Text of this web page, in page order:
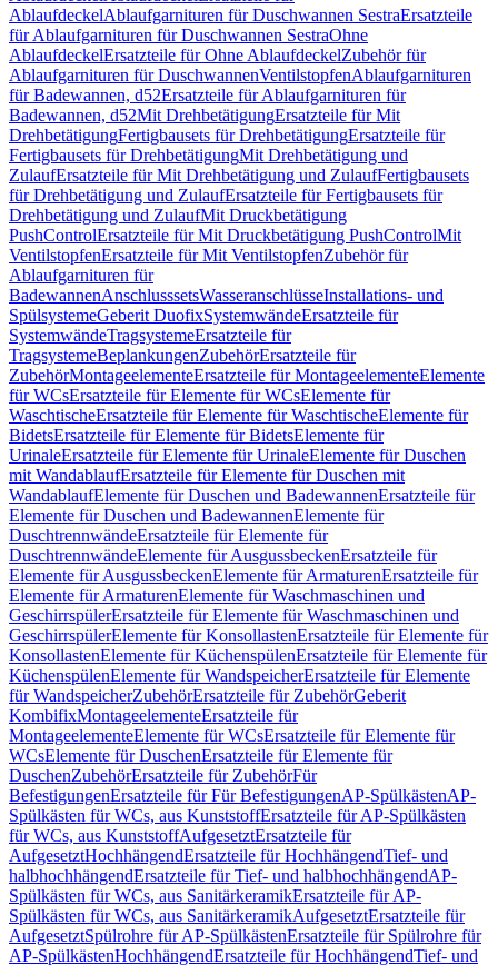
AblaufdeckelAblaufgarnituren für Duschwannen SestraErsatzteile
für Ablaufgarnituren für Duschwannen SestraOhne
AblaufdeckelErsatzteile für Ohne AblaufdeckelZubehör für
Ablaufgarnituren für DuschwannenVentilstopfenAblaufgarnituren
für Badewannen, d52Ersatzteile für Ablaufgarnituren für
Badewannen, d52Mit DrehbetätigungErsatzteile für Mit
DrehbetätigungFertigbausets für DrehbetätigungErsatzteile für
Fertigbausets für DrehbetätigungMit Drehbetätigung und
ZulaufErsatzteile für Mit Drehbetätigung und ZulaufFertigbausets
für Drehbetätigung und ZulaufErsatzteile für Fertigbausets für
Drehbetätigung und ZulaufMit Druckbetätigung
PushControlErsatzteile für Mit Druckbetätigung PushControlMit
VentilstopfenErsatzteile für Mit VentilstopfenZubehör für
Ablaufgarnituren für
BadewannenAnschlusssetsWasseranschlüsseInstallations- und
SpülsystemeGeberit DuofixSystemwändeErsatzteile für
SystemwändeTragsystemeErsatzteile für
TragsystemeBeplankungenZubehörErsatzteile für
ZubehörMontageelementeErsatzteile für MontageelementeElemente
für WCsErsatzteile für Elemente für WCsElemente für
WaschtischeErsatzteile für Elemente für WaschtischeElemente für
BidetsErsatzteile für Elemente für BidetsElemente für
UrinaleErsatzteile für Elemente für UrinaleElemente für Duschen
mit WandablaufErsatzteile für Elemente für Duschen mit
WandablaufElemente für Duschen und BadewannenErsatzteile für
Elemente für Duschen und BadewannenElemente für
DuschtrennwändeErsatzteile für Elemente für
DuschtrennwändeElemente für AusgussbeckenErsatzteile für
Elemente für AusgussbeckenElemente für ArmaturenErsatzteile für
Elemente für ArmaturenElemente für Waschmaschinen und
GeschirrspülerErsatzteile für Elemente für Waschmaschinen und
GeschirrspülerElemente für KonsollastenErsatzteile für Elemente für
KonsollastenElemente für KüchenspülenErsatzteile für Elemente für
KüchenspülenElemente für WandspeicherErsatzteile für Elemente
für WandspeicherZubehörErsatzteile für ZubehörGeberit
KombifixMontageelementeErsatzteile für
MontageelementeElemente für WCsErsatzteile für Elemente für
WCsElemente für DuschenErsatzteile für Elemente für
DuschenZubehörErsatzteile für ZubehörFür
BefestigungenErsatzteile für Für BefestigungenAP-SpülkästenAP-
Spülkästen für WCs, aus KunststoffErsatzteile für AP-Spülkästen
für WCs, aus KunststoffAufgesetztErsatzteile für
AufgesetztHochhängendErsatzteile für HochhängendTief- und
halbhochhängendErsatzteile für Tief- und halbhochhängendAP-
Spülkästen für WCs, aus SanitärkeramikErsatzteile für AP-
Spülkästen für WCs, aus SanitärkeramikAufgesetztErsatzteile für
AufgesetztSpülrohre für AP-SpülkästenErsatzteile für Spülrohre für
AP-SpülkästenHochhängendErsatzteile für HochhängendTief- und